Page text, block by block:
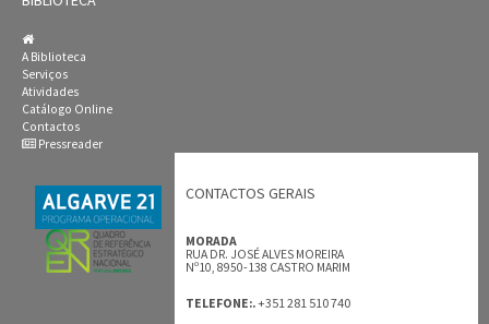
A Biblioteca
Serviços
Atividades
Catálogo Online
Contactos
Pressreader
CONTACTOS GERAIS
MORADA
RUA DR. JOSÉ ALVES MOREIRA
Nº10, 8950-138 CASTRO MARIM
TELEFONE:.+351 281 510 740